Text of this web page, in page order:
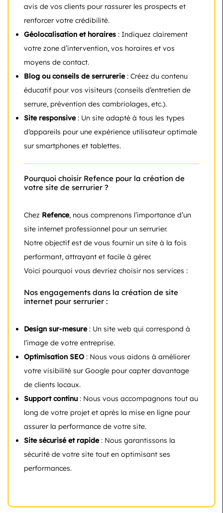
avis de vos clients pour rassurer les prospects et
renforcer votre crédibilité.
Géolocalisation et horaires : Indiquez clairement
votre zone d’intervention, vos horaires et vos
moyens de contact.
Blog ou conseils de serrurerie: Créez du contenu
éducatif pour vos visiteurs (conseils d’entretien de
serrure, prévention des cambriolages, etc.).
Site responsive: Un site adapté à tous les types
d’appareils pour une expérience utilisateur optimale
sur smartphones et tablettes.
Pourquoi choisir Refence pour la création de
votre site de serrurier ?
Chez Refence, nous comprenons l’importance d’un
site internet professionnel pour un serrurier.
Notre objectif est de vous fournir un site à la fois
performant, attrayant et facile à gérer.
Voici pourquoi vous devriez choisir nos services :
Nos engagements dans la création de site
internet pour serrurier :
Design sur-mesure: Un site web qui correspond à
l’image de votre entreprise.
Optimisation SEO : Nous vous aidons à améliorer
votre visibilité sur Google pour capter davantage
de clients locaux.
Support continu : Nous vous accompagnons tout au
long de votre projet et après la mise en ligne pour
assurer la performance de votre site.
Site sécurisé et rapide: Nous garantissons la
sécurité de votre site tout en optimisant ses
performances.